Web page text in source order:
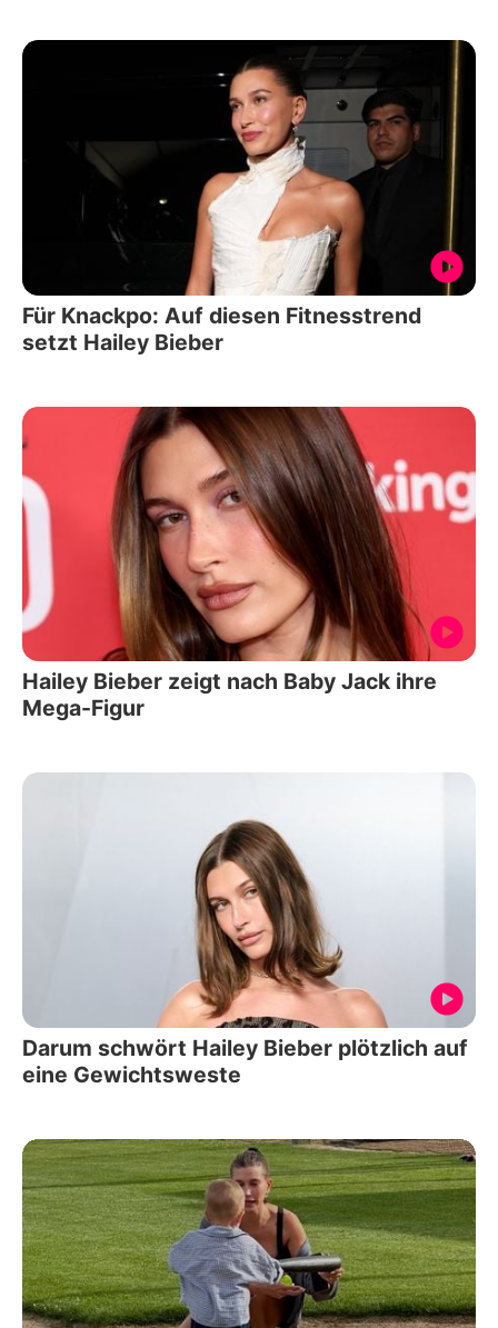
Für Knackpo: Auf diesen Fitnesstrend
setzt Hailey Bieber
Hailey Bieber zeigt nach Baby Jack ihre
Mega-Figur
Darum schwört Hailey Bieber plötzlich auf
eine Gewichtsweste